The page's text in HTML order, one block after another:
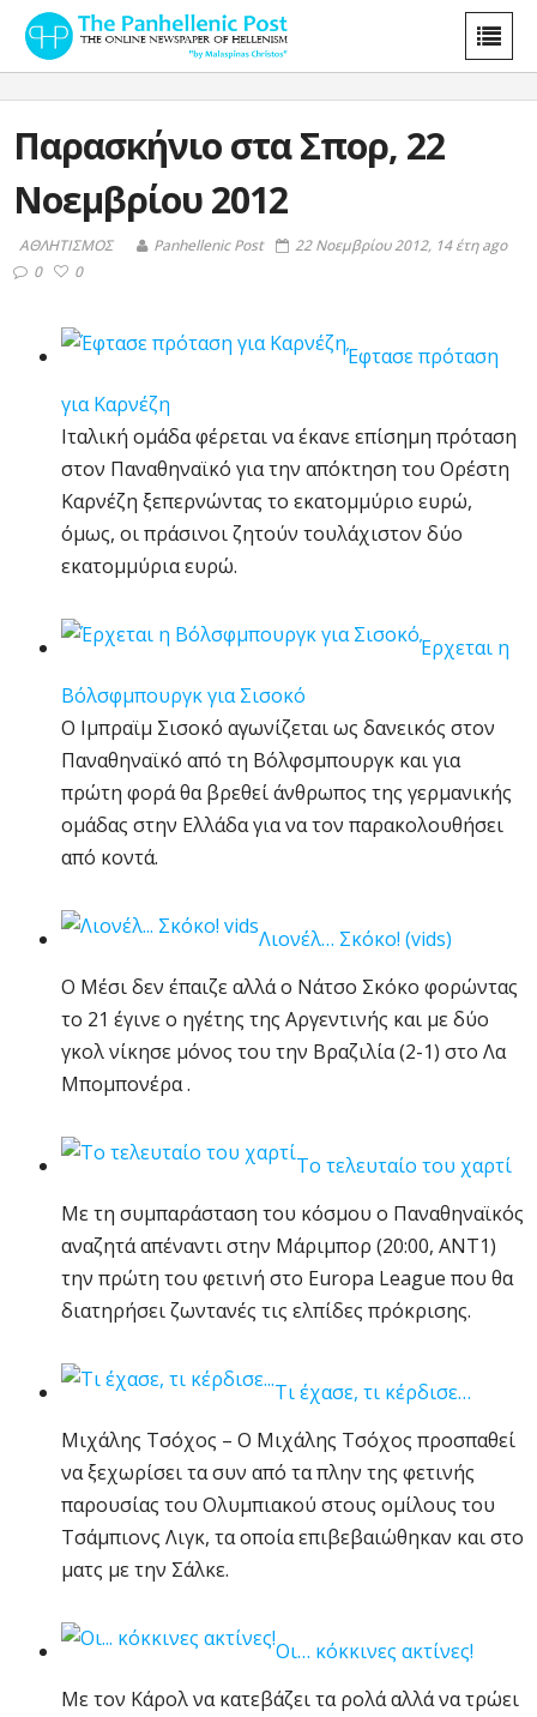
Παρασκήνιο στα Σπορ, 22
Νοεμβρίου 2012
ΑΘΛΗΤΙΣΜΟΣ Panhellenic Post
22 Νοεμβρίου 2012, 14 έτη ago
0
0
Έφτασε πρόταση
για Καρνέζη
Ιταλική ομάδα φέρεται να έκανε επίσημη πρόταση
στον Παναθηναϊκό για την απόκτηση του Ορέστη
Καρνέζη ξεπερνώντας το εκατομμύριο ευρώ,
όμως, οι πράσινοι ζητούν τουλάχιστον δύο
εκατομμύρια ευρώ.
Έρχεται η
Βόλσφμπουργκ για Σισοκό
Ο Ιμπραϊμ Σισοκό αγωνίζεται ως δανεικός στον
Παναθηναϊκό από τη Βόλφσμπουργκ και για
πρώτη φορά θα βρεθεί άνθρωπος της γερμανικής
ομάδας στην Ελλάδα για να τον παρακολουθήσει
από κοντά.
Λιονέλ… Σκόκο! (vids)
Ο Μέσι δεν έπαιζε αλλά ο Νάτσο Σκόκο φορώντας
το 21 έγινε ο ηγέτης της Αργεντινής και με δύο
γκολ νίκησε μόνος του την Βραζιλία (2-1) στο Λα
Μπομπονέρα .
Το τελευταίο του χαρτί
Με τη συμπαράσταση του κόσμου ο Παναθηναϊκός
αναζητά απέναντι στην Μάριμπορ (20:00, ΑΝΤ1)
την πρώτη του φετινή στο Europa League που θα
διατηρήσει ζωντανές τις ελπίδες πρόκρισης.
Τι έχασε, τι κέρδισε…
Μιχάλης Τσόχος – Ο Μιχάλης Τσόχος προσπαθεί
να ξεχωρίσει τα συν από τα πλην της φετινής
παρουσίας του Ολυμπιακού στους ομίλους του
Τσάμπιονς Λιγκ, τα οποία επιβεβαιώθηκαν και στο
ματς με την Σάλκε.
Οι… κόκκινες ακτίνες!
Με τον Κάρολ να κατεβάζει τα ρολά αλλά να τρώει